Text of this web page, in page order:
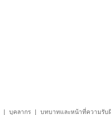
บุคลากร บทบาทและหน้าที่ความรั